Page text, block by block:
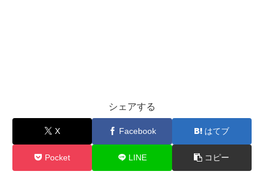
シェアする
X Facebook はてブ
Pocket LINE コピー